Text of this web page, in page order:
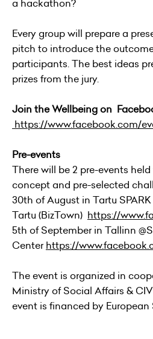
a hackathon?
Every group will prepare a
pitch to introduce the
participants. The best ideas
prizes from the jury.
Join the Wellbeing on
https://www.facebook.com/
Pre-events
There will be 2 pre-events
concept and pre-selected
30th of August in Tartu SPARK
Tartu (BizTown) https://
5th of September in Tallinn
Centerhttps://
The event is organized in
Ministry of Social Affairs &
event is financed by European